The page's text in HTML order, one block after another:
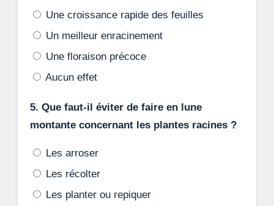
Une croissance rapide des feuilles
Un meilleur enracinement
Une floraison précoce
Aucun effet
5. Que faut-il éviter de faire en lune
montante concernant les plantes racines ?
Les arroser
Les récolter
Les planter ou repiquer